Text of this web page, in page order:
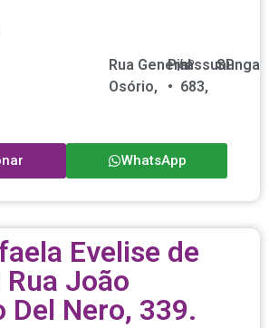
Rua General
Osório,
nº
683,
/
Pirassununga
•
SP
WhatsApp
Evelise de
Rua João
Del Nero, 339.